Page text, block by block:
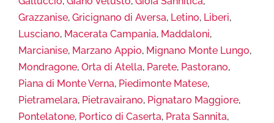
Grazzanise, Gricignano di Aversa, Letino, Liberi,
Lusciano, Macerata Campania, Maddaloni,
Marcianise, Marzano Appio, Mignano Monte Lungo,
Mondragone, Orta di Atella, Parete, Pastorano,
Piana di Monte Verna, Piedimonte Matese,
Pietramelara, Pietravairano, Pignataro Maggiore,
Pontelatone, Portico di Caserta, Prata Sannita,